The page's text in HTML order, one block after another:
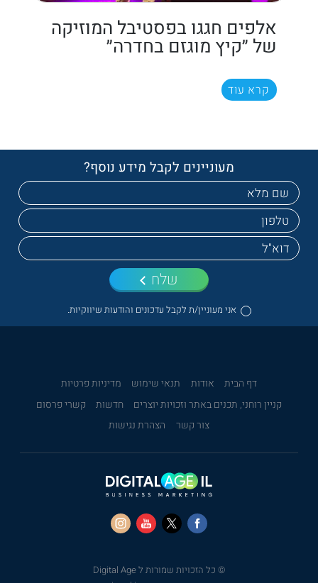
אלפים חגגו בפסטיבל המוזיקה
של ״קיץ מוגזם בחדרה״
קרא עוד
מעוניינים לקבל מידע נוסף?
אני מעוניין/ת לקבל עדכונים והודעות שיווקיות.
שלח
דף הבית אודות תנאי שימוש
מדיניות פרטיות
קניין רוחני, תכנים באתר וזכויות יוצרים
חדשות
קשרי פרסום
צור קשר
הצהרת נגישות
© כל הזכויות שמורות ל Digital Age